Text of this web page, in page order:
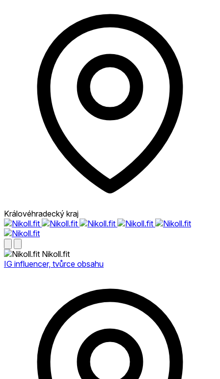
Královéhradecký kraj
Nikoll.fit
IG influencer, tvůrce obsahu